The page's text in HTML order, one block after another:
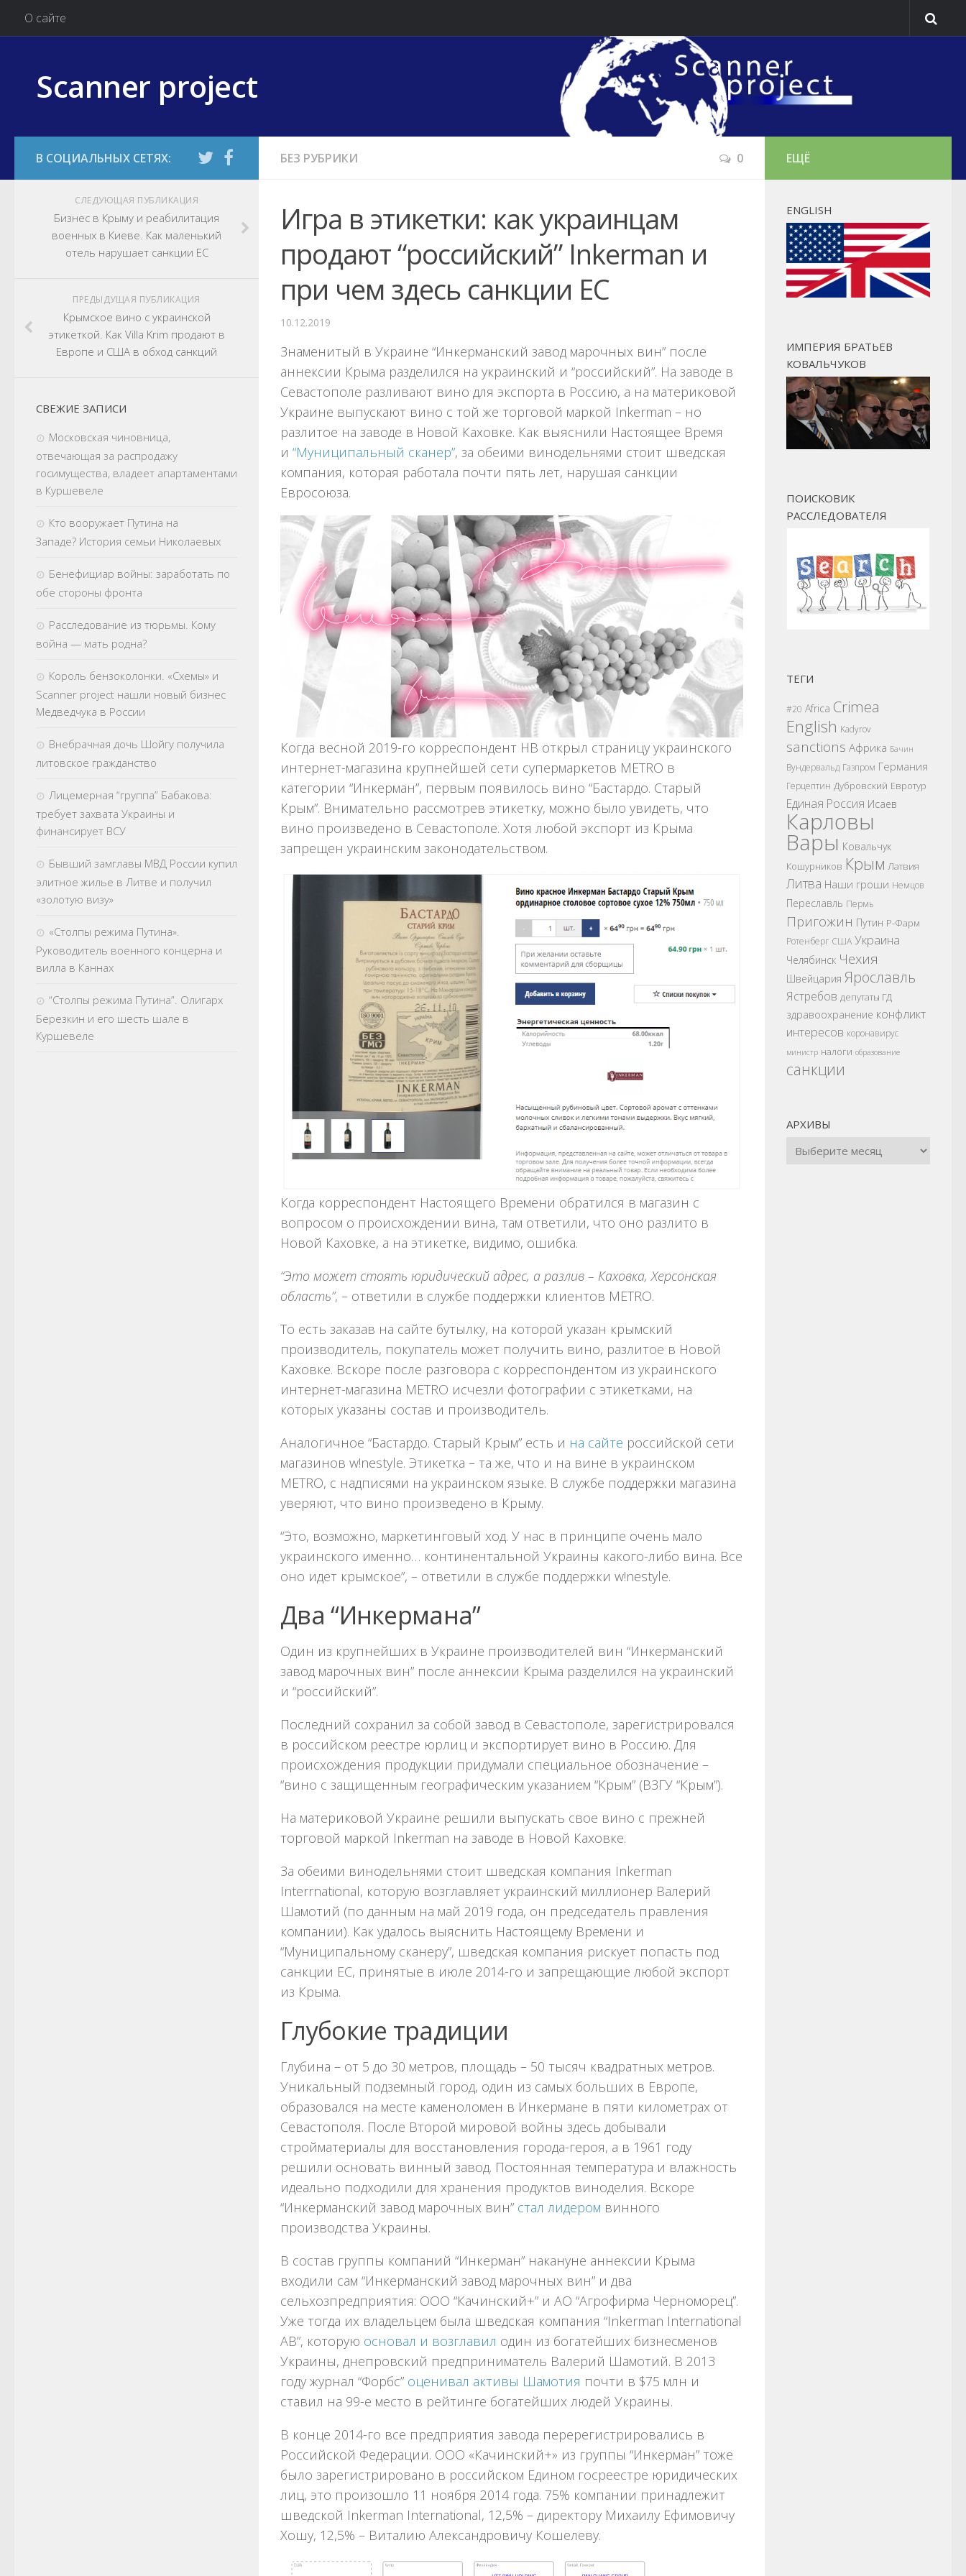
О сайте
Scanner project
БЕЗ РУБРИКИ 0
Игра в этикетки: как украинцам
продают “российский” Inkerman и
при чем здесь санкции ЕС
10.12.2019
Знаменитый в Украине “Инкерманский завод марочных вин” после
аннексии Крыма разделился на украинский и “российский”. На заводе в
Севастополе разливают вино для экспорта в Россию, а на материковой
Украине выпускают вино с той же торговой маркой Inkerman – но
разлитое на заводе в Новой Каховке. Как выяснили Настоящее Время
и “Муниципальный сканер”, за обеими винодельнями стоит шведская
компания, которая работала почти пять лет, нарушая санкции
Евросоюза.
Когда весной 2019-го корреспондент НВ открыл страницу украинского
интернет-магазина крупнейшей сети супермаркетов METRO в
категории “Инкерман”, первым появилось вино “Бастардо. Старый
Крым”. Внимательно рассмотрев этикетку, можно было увидеть, что
вино произведено в Севастополе. Хотя любой экспорт из Крыма
запрещен украинским законодательством.
Когда корреспондент Настоящего Времени обратился в магазин с
вопросом о происхождении вина, там ответили, что оно разлито в
Новой Каховке, а на этикетке, видимо, ошибка.
“Это может стоять юридический адрес, а разлив – Каховка, Херсонская
область”, – ответили в службе поддержки клиентов METRO.
То есть заказав на сайте бутылку, на которой указан крымский
производитель, покупатель может получить вино, разлитое в Новой
Каховке. Вскоре после разговора с корреспондентом из украинского
интернет-магазина METRO исчезли фотографии с этикетками, на
которых указаны состав и производитель.
Аналогичное “Бастардо. Старый Крым” есть и на сайте российской сети
магазинов w!nestyle. Этикетка – та же, что и на вине в украинском
METRO, с надписями на украинском языке. В службе поддержки магазина
уверяют, что вино произведено в Крыму.
“Это, возможно, маркетинговый ход. У нас в принципе очень мало
украинского именно… континентальной Украины какого-либо вина. Все
оно идет крымское”, – ответили в службе поддержки w!nestyle.
Два “Инкермана”
Один из крупнейших в Украине производителей вин “Инкерманский
завод марочных вин” после аннексии Крыма разделился на украинский
и “российский”.
Последний сохранил за собой завод в Севастополе, зарегистрировался
в российском реестре юрлиц и экспортирует вино в Россию. Для
происхождения продукции придумали специальное обозначение –
“вино с защищенным географическим указанием “Крым” (ВЗГУ “Крым”).
На материковой Украине решили выпускать свое вино с прежней
торговой маркой Inkerman на заводе в Новой Каховке.
За обеими винодельнями стоит шведская компания Inkerman
Interrnational, которую возглавляет украинский миллионер Валерий
Шамотий (по данным на май 2019 года, он председатель правления
компании). Как удалось выяснить Настоящему Времени и
“Муниципальному сканеру”, шведская компания рискует попасть под
санкции ЕС, принятые в июле 2014-го и запрещающие любой экспорт
из Крыма.
Глубокие традиции
Глубина – от 5 до 30 метров, площадь – 50 тысяч квадратных метров.
Уникальный подземный город, один из самых больших в Европе,
образовался на месте каменоломен в Инкермане в пяти километрах от
Севастополя. После Второй мировой войны здесь добывали
стройматериалы для восстановления города-героя, а в 1961 году
решили основать винный завод. Постоянная температура и влажность
идеально подходили для хранения продуктов виноделия. Вскоре
“Инкерманский завод марочных вин” стал лидером винного
производства Украины.
В состав группы компаний “Инкерман” накануне аннексии Крыма
входили сам “Инкерманский завод марочных вин” и два
сельхозпредприятия: ООО “Качинский+” и АО “Агрофирма Черноморец”.
Уже тогда их владельцем была шведская компания “Inkerman International
AB”, которую основал и возглавил один из богатейших бизнесменов
Украины, днепровский предприниматель Валерий Шамотий. В 2013
году журнал “Форбс” оценивал активы Шамотия почти в $75 млн и
ставил на 99-е место в рейтинге богатейших людей Украины.
В конце 2014-го все предприятия завода перерегистрировались в
Российской Федерации. ООО «Качинский+» из группы “Инкерман” тоже
было зарегистрировано в российском Едином госреестре юридических
лиц, это произошло 11 ноября 2014 года. 75% компании принадлежит
шведской Inkerman International, 12,5% – директору Михаилу Ефимовичу
Хошу, 12,5% – Виталию Александровичу Кошелеву.
СЛЕДУЮЩАЯ ПУБЛИКАЦИЯ
Бизнес в Крыму и реабилитация
военных в Киеве. Как маленький
отель нарушает санкции ЕС
ПРЕДЫДУЩАЯ ПУБЛИКАЦИЯ
Крымское вино с украинской
этикеткой. Как Villa Krim продают в
Европе и США в обход санкций
СВЕЖИЕ ЗАПИСИ
Московская чиновница,
отвечающая за распродажу
госимущества, владеет апартаментами
в Куршевеле
Кто вооружает Путина на
Западе? История семьи Николаевых
Бенефициар войны: заработать по
обе стороны фронта
Расследование из тюрьмы. Кому
война — мать родна?
Король бензоколонки. «Схемы» и
Scanner project нашли новый бизнес
Медведчука в России
Внебрачная дочь Шойгу получила
литовское гражданство
Лицемерная “группа” Бабакова:
требует захвата Украины и
финансирует ВСУ
Бывший замглавы МВД России купил
элитное жилье в Литве и получил
«золотую визу»
«Столпы режима Путина».
Руководитель военного концерна и
вилла в Каннах
“Столпы режима Путина”. Олигарх
Березкин и его шесть шале в
Куршевеле
ЕЩЁ
ENGLISH
ИМПЕРИЯ БРАТЬЕВ
КОВАЛЬЧУКОВ
ПОИСКОВИК
РАССЛЕДОВАТЕЛЯ
ТЕГИ
#20 Africa Crimea
English Kadyrov
sanctions Африка Бачин
Вундервальд Газпром Германия
Герцептин Дубровский Евротур
Единая Россия Исаев
Карловы
Вары Ковальчук
Кошурников Крым Латвия
Литва Наши гроши Немцов
Переславль Пермь
Пригожин Путин Р-Фарм
Ротенберг США Украина
Челябинск Чехия
Швейцария Ярославль
Ястребов депутаты ГД
здравоохранение конфликт
интересов коронавирус
министр налоги образование
санкции
АРХИВЫ